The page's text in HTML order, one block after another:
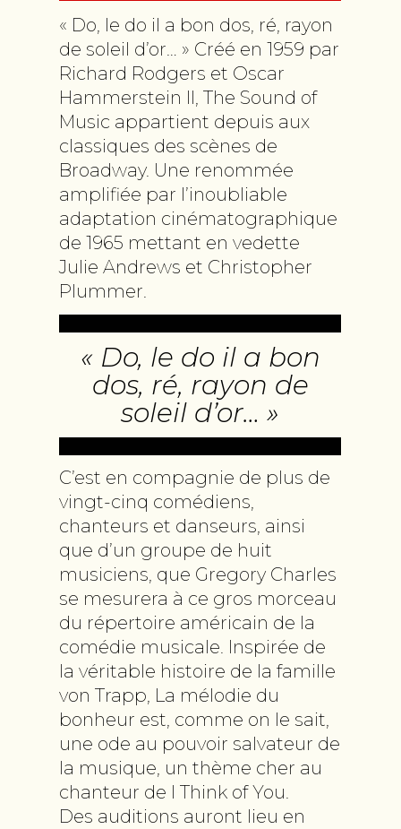
« Do, le do il a bon dos, ré, rayon
de soleil d’or… » Créé en 1959 par
Richard Rodgers et Oscar
Hammerstein II, The Sound of
Music appartient depuis aux
classiques des scènes de
Broadway. Une renommée
amplifiée par l’inoubliable
adaptation cinématographique
de 1965 mettant en vedette
Julie Andrews et Christopher
Plummer.
« Do, le do il a bon
dos, ré, rayon de
soleil d’or… »
C’est en compagnie de plus de
vingt-cinq comédiens,
chanteurs et danseurs, ainsi
que d’un groupe de huit
musiciens, que Gregory Charles
se mesurera à ce gros morceau
du répertoire américain de la
comédie musicale. Inspirée de
la véritable histoire de la famille
von Trapp, La mélodie du
bonheur est, comme on le sait,
une ode au pouvoir salvateur de
la musique, un thème cher au
chanteur de I Think of You.
Des auditions auront lieu en